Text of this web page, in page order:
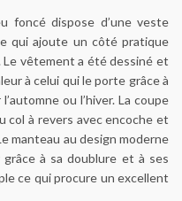
foncé dispose d’une veste
qui ajoute un côté pratique
Le vêtement a été dessiné et
à celui qui le porte grâce à
ou l’hiver. La coupe
col à revers avec encoche et
manteau au design moderne
à sa doublure et à ses
ce qui procure un excellent